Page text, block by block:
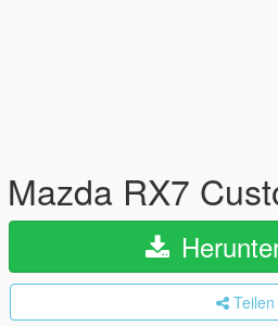
Mazda RX7
Teilen